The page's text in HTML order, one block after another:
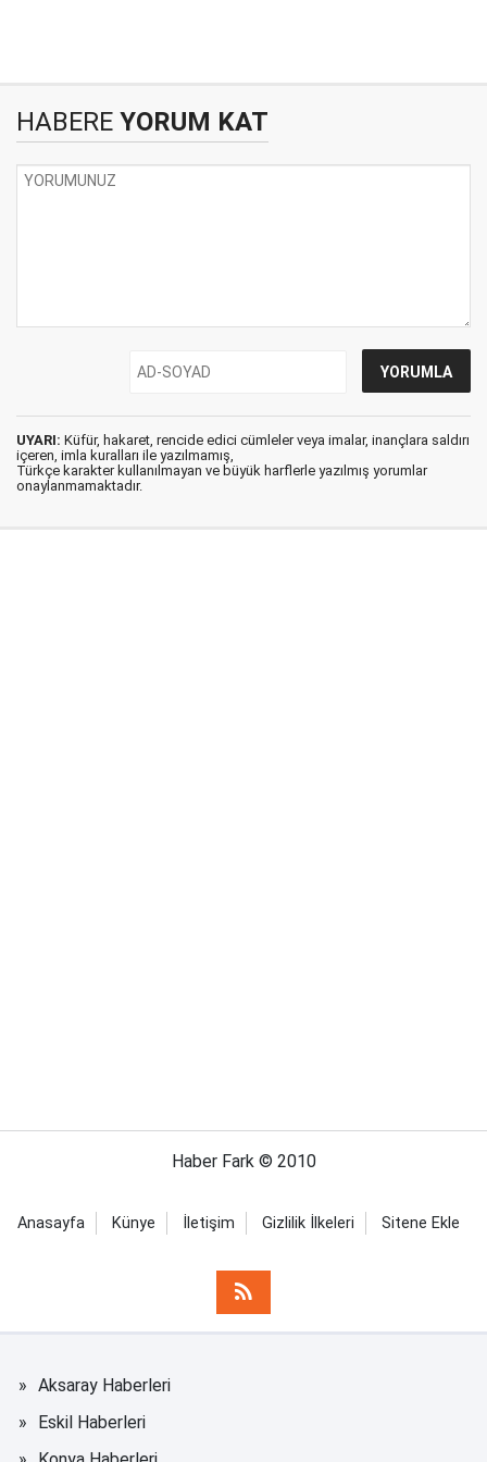
HABERE YORUM KAT
UYARI: Küfür, hakaret, rencide edici cümleler veya imalar, inançlara saldırı
içeren, imla kuralları ile yazılmamış,
Türkçe karakter kullanılmayan ve büyük harflerle yazılmış yorumlar
onaylanmamaktadır.
Haber Fark © 2010
Anasayfa Künye İletişim Gizlilik İlkeleri Sitene Ekle
Aksaray Haberleri
Eskil Haberleri